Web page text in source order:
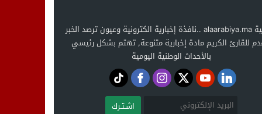
العربية alaarabiya.ma ..نافذة إخبارية الكترونية وعيون ترصد الخبر
للقارئ الكريم مادة إخبارية متنوعة, تهتم بشكل رئيسي
بالأحداث الوطنية اليومية
اشـتـرك